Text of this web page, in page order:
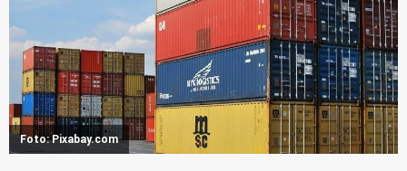
Foto: Pixabay.com